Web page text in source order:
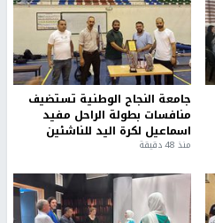
جامعة النجاح الوطنية تستضيف
منافسات بطولة الراحل مفيد
اسماعيل لكرة اليد للناشئين
منذ 48 دقيقة